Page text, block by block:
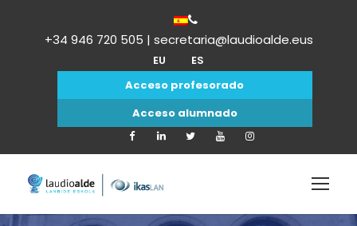
+34 946 720 505 | secretaria@laudioalde.eus
EU
ES
Acceso profesorado
Acceso alumnado